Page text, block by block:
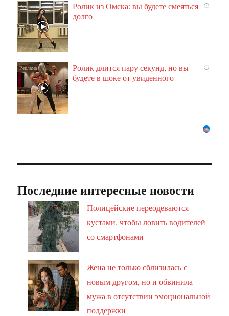
i
Ролик из Омска: вы будете смеяться
долго
i
Ролик длится пару секунд, но вы
будете в шоке от увиденного
Последние интересные новости
Полицейские переодеваются
кустами, чтобы ловить водителей
со смартфонами
Жена не только сблизилась с
новым другом, но и обвинила
мужа в отсутствии эмоциональной
поддержки